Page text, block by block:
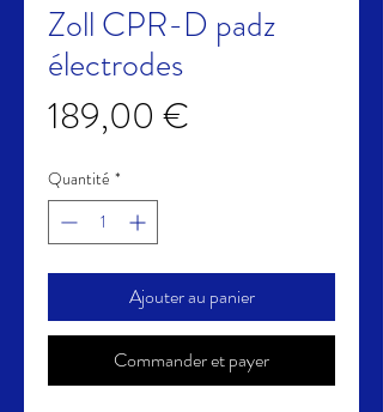
Zoll CPR-D padz
électrodes
189,00 €
Quantité *
Ajouter au panier
Commander et payer